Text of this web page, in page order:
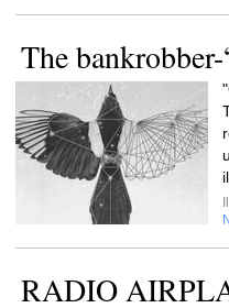
The
RADIO